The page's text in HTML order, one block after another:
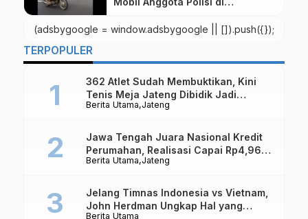
(adsbygoogle = window.adsbygoogle || []).push({});
TERPOPULER
Berita Utama Jateng
362 Atlet Sudah Membuktikan, Kini
Tenis Meja Jateng Dibidik Jadi
Kekuatan Nasional
Berita Utama Jateng
Jawa Tengah Juara Nasional Kredit
Perumahan, Realisasi Capai Rp4,96
Triliun
Berita Utama
Jelang Timnas Indonesia vs Vietnam,
John Herdman Ungkap Hal yang